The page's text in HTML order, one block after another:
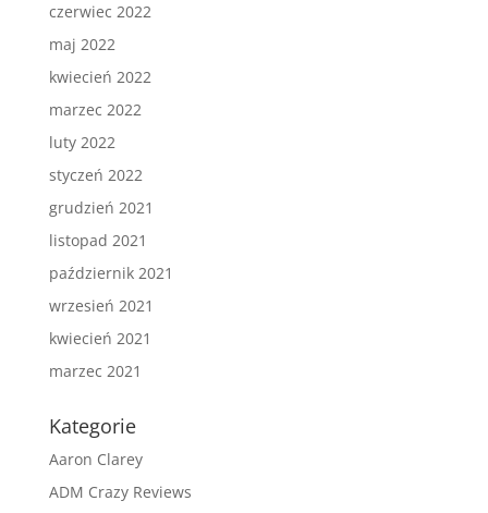
czerwiec 2022
maj 2022
kwiecień 2022
marzec 2022
luty 2022
styczeń 2022
grudzień 2021
listopad 2021
październik 2021
wrzesień 2021
kwiecień 2021
marzec 2021
Kategorie
Aaron Clarey
ADM Crazy Reviews